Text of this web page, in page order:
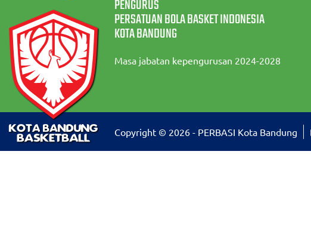
PENGURUS
PERSATUAN BOLA BASKET INDONESIA
KOTA BANDUNG
Masa jabatan kepengurusan 2024-2028
Copyright © 2026 - PERBASI Kota Bandung